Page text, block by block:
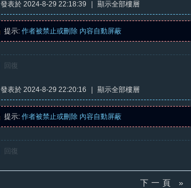
發表於 2024-8-29 22:18:39 顯示全部樓層
提示: 作者被禁止或刪除 內容自動屏蔽
回復
發表於 2024-8-29 22:20:16 顯示全部樓層
提示: 作者被禁止或刪除 內容自動屏蔽
回復
下一頁 »